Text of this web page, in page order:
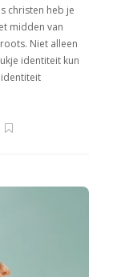
christen heb je
midden van
Niet alleen
identiteit kun
identiteit